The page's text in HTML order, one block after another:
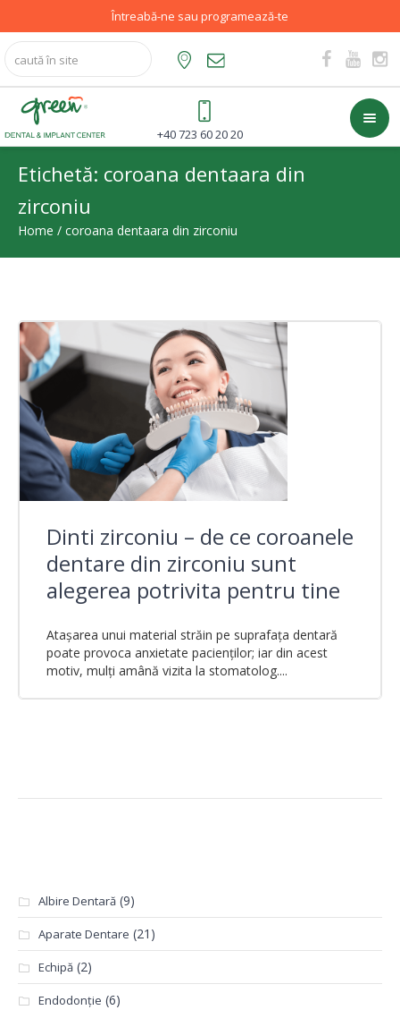
+40 723 60 20 20
Etichetă: coroana dentaara din
zirconiu
Home / coroana dentaara din zirconiu
Dinti zirconiu – de ce coroanele
dentare din zirconiu sunt
alegerea potrivita pentru tine
Atașarea unui material străin pe suprafața dentară
poate provoca anxietate pacienților; iar din acest
motiv, mulți amână vizita la stomatolog....
Albire Dentară (9)
Aparate Dentare (21)
Echipă (2)
Endodonție (6)
Întreabă-ne sau programează-te